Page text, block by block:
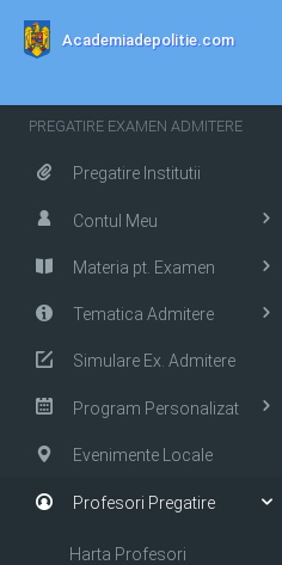
Academiadepolitie.com
PREGATIRE EXAMEN ADMITERE
Pregatire Institutii
Contul Meu
Materia pt. Examen
Tematica Admitere
Simulare Ex. Admitere
Program Personalizat
Evenimente Locale
Profesori Pregatire
Harta Profesori